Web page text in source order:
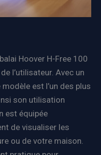
Hoover H-Free 100
l’utilisateur. Avec un
est l’un des plus
son utilisation
est équipée
de visualiser les
ou de votre maison.